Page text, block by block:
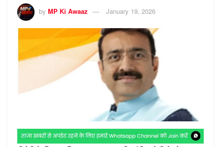
by MP Ki Awaaz January 19, 2026